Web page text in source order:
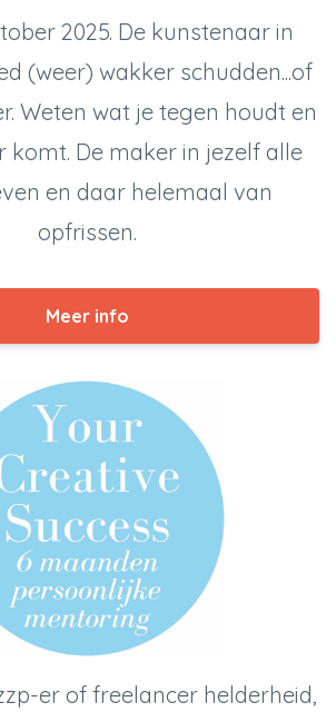
2025. De kunstenaar in
(weer) wakker schudden...of
Weten wat je tegen houdt en
komt. De maker in jezelf alle
en daar helemaal van
opfrissen.
Meer info
er of freelancer helderheid,